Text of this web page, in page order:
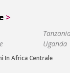
>
Uganda
In Africa Centrale